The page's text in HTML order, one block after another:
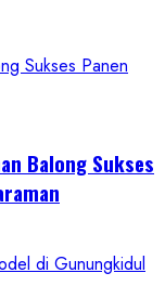
Sukses Panen
Balong Sukses
di Gunungkidul